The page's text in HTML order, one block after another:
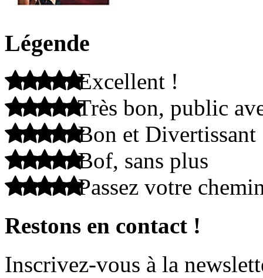
Légende
Excellent !
Très bon, public
Bon et Divertissant
Bof, sans plus
Passez votre
Restons en contact !
Inscrivez-vous à la